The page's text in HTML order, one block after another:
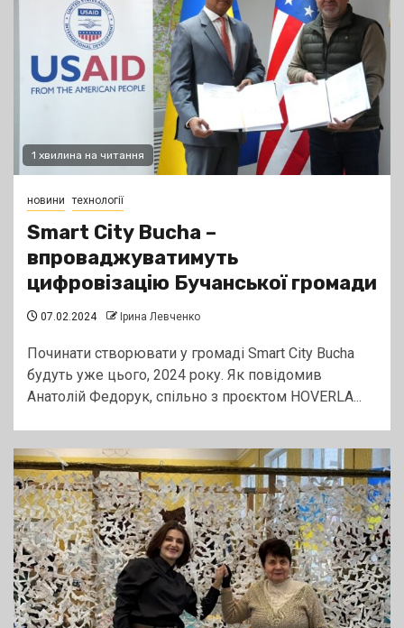
1 хвилина на читання
новини технології
Smart City Bucha –
впроваджуватимуть
цифровізацію Бучанської громади
07.02.2024 Ірина Левченко
Починати створювати у громаді Smart City Bucha
будуть уже цього, 2024 року. Як повідомив
Анатолій Федорук, спільно з проєктом HOVERLA...